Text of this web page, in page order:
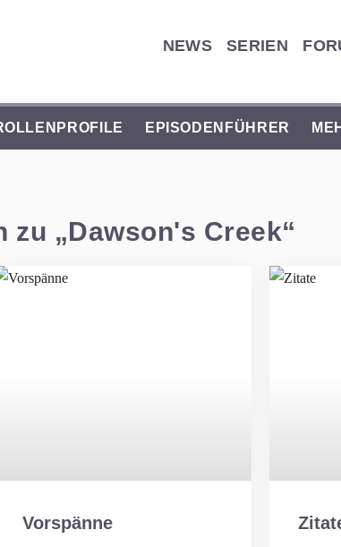
NEWS SERIEN
EPISODENFÜHRER
„Dawson's Creek“
Vorspänne